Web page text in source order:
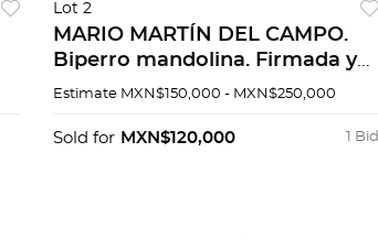
Lot 2
MARIO MARTÍN DEL CAMPO.
Biperro mandolina. Firmada y
fechada 93. Escultura en plata
6/22. 9.5x65x11cm
Estimate MXN$150,000 - MXN$250,000
1 Bid
Sold for MXN$120,000